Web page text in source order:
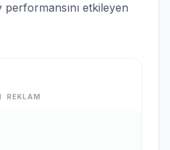
etkileyen
REKLAM